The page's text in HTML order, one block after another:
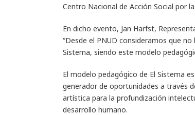
Centro Nacional de Acción Social por
En dicho evento, Jan Harfst,
“Desde el PNUD consideramos que
Sistema, siendo este modelo
El modelo pedagógico de El Sistema
generador de oportunidades a través
artística para la profundización
desarrollo humano.